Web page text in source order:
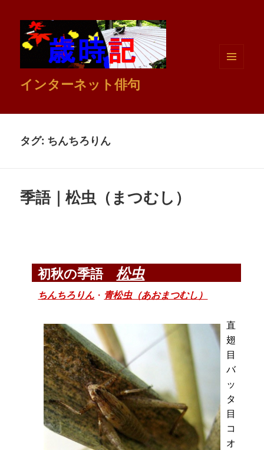
インターネット俳句
タグ: ちんちろりん
季語｜松虫（まつむし）
初秋の季語松虫
ちんちろりん ・ 青松虫（あおまつむし）
直
翅
目
バ
ッ
タ
目
コ
オ